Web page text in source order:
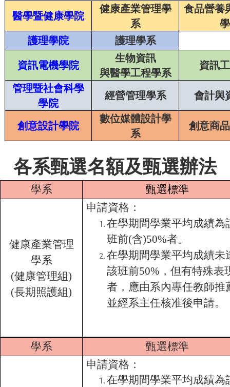
醫學暨健康學院
健康產業管理學
系
食品營養
護理學院
護理學系
資訊電機學院
生物資訊
與醫學工程學系
資訊
管理暨社會科學
學院
經營管理學系 會計與
創意設計學院
數位媒體設計學
系
創意商
各系甄選名額及甄選辦法
學系 甄選標準
健康產業管理
學系
(健康管理組)
(長期照護組)
申請資格：
在學期間學業平均成績為
班前(含)50%者。
在學期間學業平均成績未
該班前50%，但有特殊表
者，應由系內專任教師推
並經系主任核准後申請。
學系 甄選標準
申請資格：
在學期間學業平均成績為